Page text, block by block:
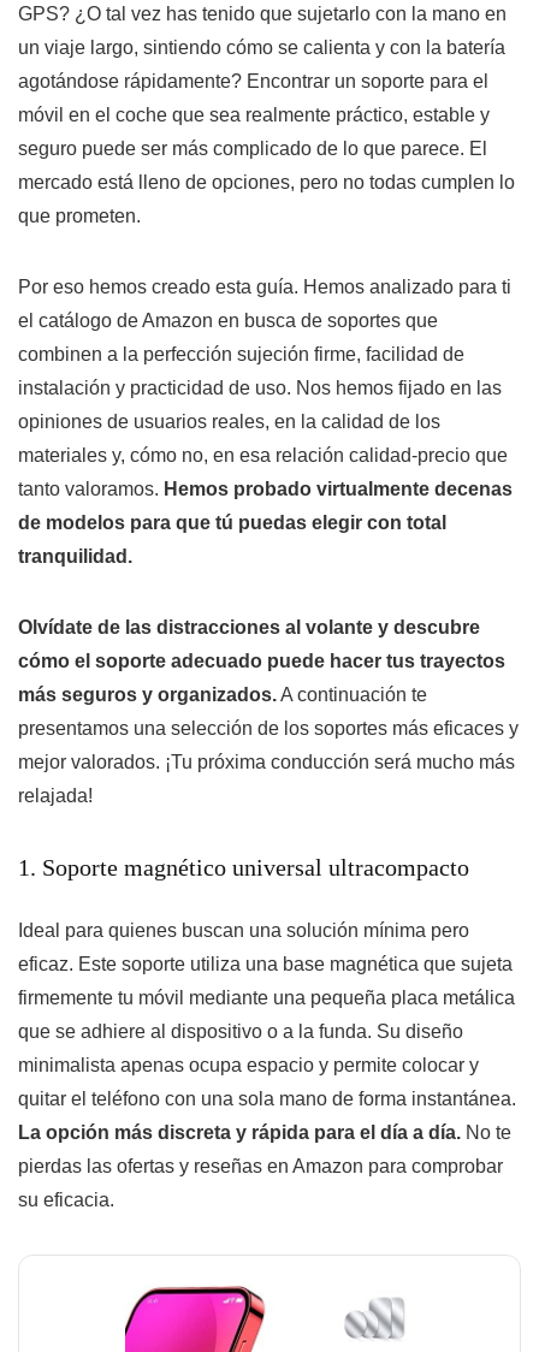
GPS? ¿O tal vez has tenido que sujetarlo con la mano en
un viaje largo, sintiendo cómo se calienta y con la batería
agotándose rápidamente? Encontrar un soporte para el
móvil en el coche que sea realmente práctico, estable y
seguro puede ser más complicado de lo que parece. El
mercado está lleno de opciones, pero no todas cumplen lo
que prometen.
Por eso hemos creado esta guía. Hemos analizado para ti
el catálogo de Amazon en busca de soportes que
combinen a la perfección sujeción firme, facilidad de
instalación y practicidad de uso. Nos hemos fijado en las
opiniones de usuarios reales, en la calidad de los
materiales y, cómo no, en esa relación calidad-precio que
tanto valoramos. Hemos probado virtualmente decenas
de modelos para que tú puedas elegir con total
tranquilidad.
Olvídate de las distracciones al volante y descubre
cómo el soporte adecuado puede hacer tus trayectos
más seguros y organizados.A continuación te
presentamos una selección de los soportes más eficaces y
mejor valorados. ¡Tu próxima conducción será mucho más
relajada!
1. Soporte magnético universal ultracompacto
Ideal para quienes buscan una solución mínima pero
eficaz. Este soporte utiliza una base magnética que sujeta
firmemente tu móvil mediante una pequeña placa metálica
que se adhiere al dispositivo o a la funda. Su diseño
minimalista apenas ocupa espacio y permite colocar y
quitar el teléfono con una sola mano de forma instantánea.
La opción más discreta y rápida para el día a día. No te
pierdas las ofertas y reseñas en Amazon para comprobar
su eficacia.